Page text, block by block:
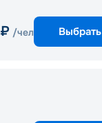
₽ /чел Выбрать